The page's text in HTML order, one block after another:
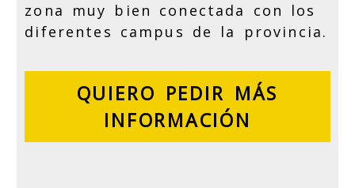
zona muy bien conectada con los
diferentes campus de la provincia.
QUIERO PEDIR MÁS
INFORMACIÓN